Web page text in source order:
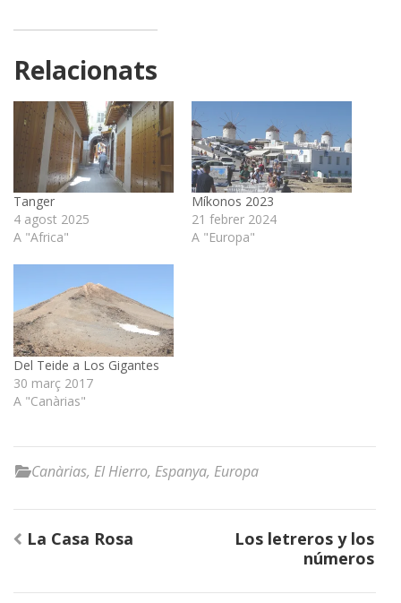
Relacionats
Tanger
4 agost 2025
A "Africa"
Míkonos 2023
21 febrer 2024
A "Europa"
Del Teide a Los Gigantes
30 març 2017
A "Canàrias"
Canàrias, El Hierro, Espanya, Europa
Navegació
La Casa Rosa
Los letreros y los
números